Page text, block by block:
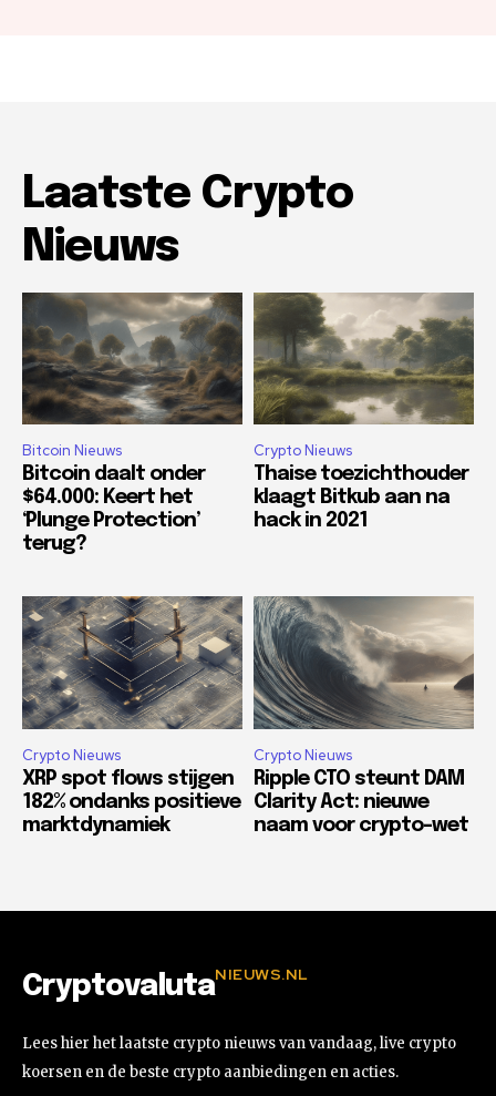
Laatste Crypto
Nieuws
Bitcoin Nieuws
Bitcoin daalt onder
$64.000: Keert het
‘Plunge Protection’
terug?
Crypto Nieuws
Thaise toezichthouder
klaagt Bitkub aan na
hack in 2021
Crypto Nieuws
XRP spot flows stijgen
182% ondanks positieve
marktdynamiek
Crypto Nieuws
Ripple CTO steunt DAM
Clarity Act: nieuwe
naam voor crypto-wet
CryptovalutaNIEUWS.NL
Lees hier het laatste crypto nieuws van vandaag, live crypto
koersen en de beste crypto aanbiedingen en acties.